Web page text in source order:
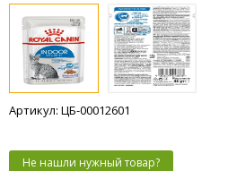
Артикул: ЦБ-00012601
Не нашли нужный товар?